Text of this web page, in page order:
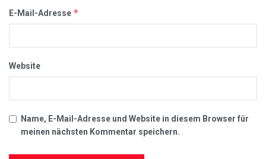
E-Mail-Adresse *
Website
Name, E-Mail-Adresse und Website in diesem Browser für
meinen nächsten Kommentar speichern.